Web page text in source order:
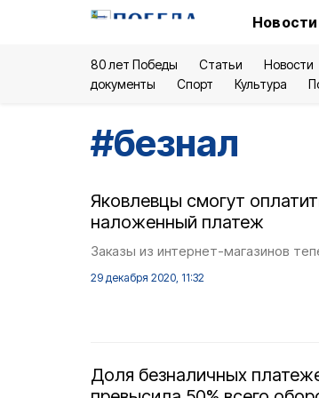
Новости
80 лет Победы Статьи Новости
документы
Спорт Культура
#безнал
Яковлевцы смогут
наложенный платеж
Заказы из интернет-магазинов
29 декабря 2020, 11:32
Доля безналичных